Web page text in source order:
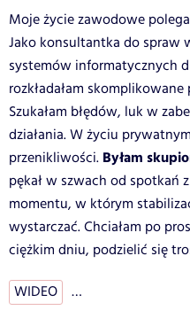
Moje życie zawodowe
Jako konsultantka do spraw
systemów informatycznych
rozkładałam
Szukałam błędów, luk w
działania. W życiu
przenikliwości. Byłam
pękał w szwach od spotkań
momentu, w którym
wystarczać. Chciałam po
ciężkim dniu, podzielić się
WIDEO …